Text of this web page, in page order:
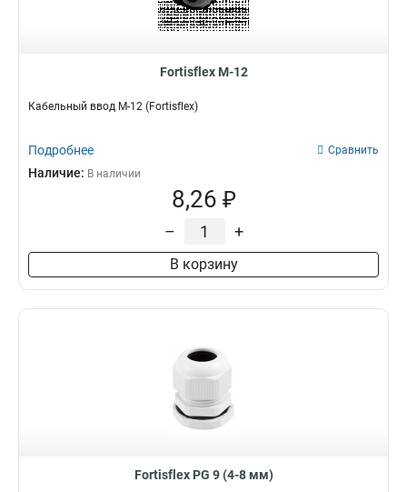
Fortisflex M-12
Кабельный ввод M-12 (Fortisflex)
Подробнее Сравнить
Наличие: В наличии
8,26 ₽
– +
В корзину
Fortisflex PG 9 (4-8 мм)